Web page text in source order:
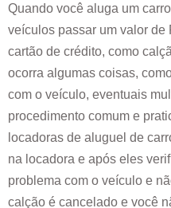
Quando você aluga um
veículos passar um valor de
cartão de crédito, como
ocorra algumas coisas,
com o veículo, eventuais
procedimento comum e
locadoras de aluguel de
na locadora e após eles
problema com o veículo e
calção é cancelado e você